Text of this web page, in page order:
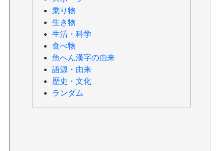
乗り物
生き物
生活・科学
食べ物
魚へん漢字の由来
語源・由来
歴史・文化
ランダム